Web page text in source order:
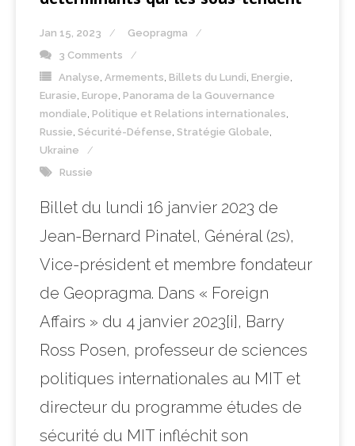
Jan 15, 2023
Geopragma
3 Comments
Analyse Armements Billets du Lundi Energie
Eurasie Europe Panorama de la Gouvernance
mondiale Politique et Relations internationales
Russie Sécurité-Défense Stratégie Globale
Ukraine
Russie
Billet du lundi 16 janvier 2023 de
Jean-Bernard Pinatel, Général (2s),
Vice-président et membre fondateur
de Geopragma. Dans « Foreign
Affairs » du 4 janvier 2023[i], Barry
Ross Posen, professeur de sciences
politiques internationales au MIT et
directeur du programme études de
sécurité du MIT infléchit son